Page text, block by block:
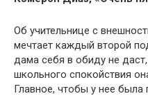
Об учительнице с
мечтает каждый второй
дама себя в обиду не
школьного спокойствия
Главное, чтобы у нее была